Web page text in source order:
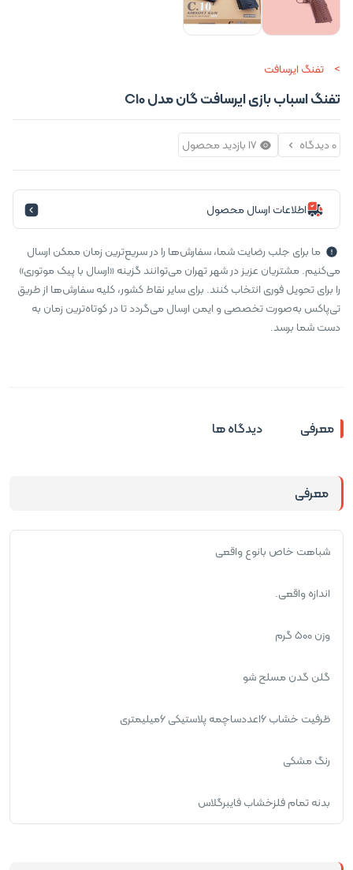
تفنگ ایرسافت
تفنگ اسباب بازی ایرسافت گان مدل C10
0 دیدگاه 17 بازدید محصول
اطلاعات ارسال محصول
ما برای جلب رضایت شما، سفارش‌ها را در سریع‌ترین زمان ممکن ارسال
می‌کنیم. مشتریان عزیز در شهر تهران می‌توانند گزینه «ارسال با پیک موتوری»
را برای تحویل فوری انتخاب کنند. برای سایر نقاط کشور، کلیه سفارش‌ها از طریق
تی‌پاکس به‌صورت تخصصی و ایمن ارسال می‌گردد تا در کوتاه‌ترین زمان به
دست شما برسد.
معرفی دیدگاه ها
معرفی
شباهت خاص بانوع واقعی
اندازه واقعی.
وزن 500 گرم
گلن گدن مسلح شو
ظرفیت خشاب 16عددساچمه پلاستیکی 6میلیمتری
رنگ مشکی
بدنه تمام فلزخشاب فایبرگلاس